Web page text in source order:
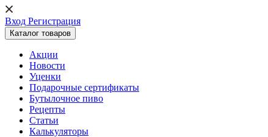
Вход Регистрация
Каталог товаров
Акции
Новости
Уценки
Подарочные сертификаты
Бутылочное пиво
Рецепты
Статьи
Калькуляторы